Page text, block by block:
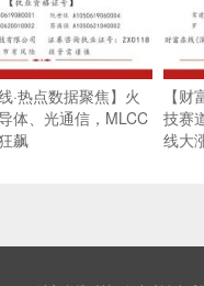
·热点数据聚焦】火
体、光通信，MLCC
飙
【
技赛
线大